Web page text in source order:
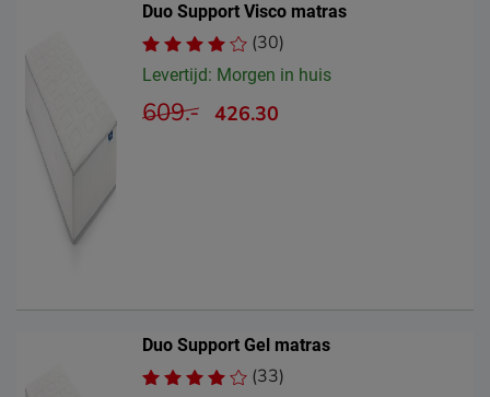
Duo Support Visco matras
(30)
Levertijd: Morgen in huis
609.- 426.30
Duo Support Gel matras
(33)